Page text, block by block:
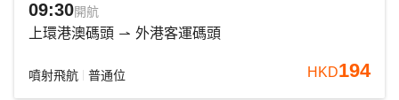
09:30開航
上環港澳碼頭 外港客運碼頭
噴射飛航 普通位 HKD194